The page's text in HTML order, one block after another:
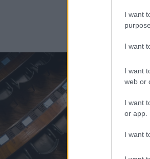
I want
I want
I want
web or
I want
or app.
I want